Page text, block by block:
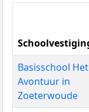
Basisschool Het
Avontuur in
Zoeterwoude